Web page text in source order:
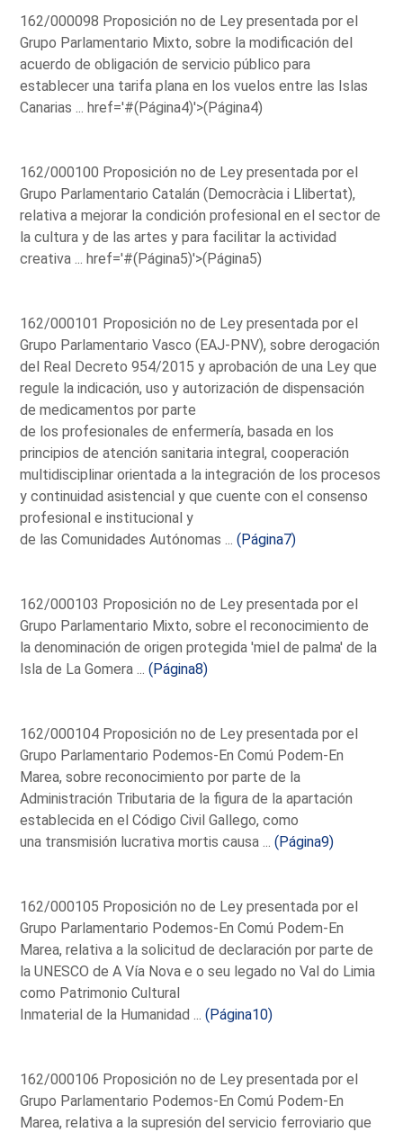
162/000098 Proposición no de Ley presentada por el
Grupo Parlamentario Mixto, sobre la modificación del
acuerdo de obligación de servicio público para
establecer una tarifa plana en los vuelos entre las Islas
Canarias ...href='#(Página4)'>(Página4)
162/000100 Proposición no de Ley presentada por el
Grupo Parlamentario Catalán (Democràcia i Llibertat),
relativa a mejorar la condición profesional en el sector de
la cultura y de las artes y para facilitar la actividad
creativa ...href='#(Página5)'>(Página5)
162/000101 Proposición no de Ley presentada por el
Grupo Parlamentario Vasco (EAJ-PNV), sobre derogación
del Real Decreto 954/2015 y aprobación de una Ley que
regule la indicación, uso y autorización de dispensación
de medicamentos por parte
de los profesionales de enfermería, basada en los
principios de atención sanitaria integral, cooperación
multidisciplinar orientada a la integración de los procesos
y continuidad asistencial y que cuente con el consenso
profesional e institucional y
de las Comunidades Autónomas ...(Página7)
162/000103 Proposición no de Ley presentada por el
Grupo Parlamentario Mixto, sobre el reconocimiento de
la denominación de origen protegida 'miel de palma' de la
Isla de La Gomera ...(Página8)
162/000104 Proposición no de Ley presentada por el
Grupo Parlamentario Podemos-En Comú Podem-En
Marea, sobre reconocimiento por parte de la
Administración Tributaria de la figura de la apartación
establecida en el Código Civil Gallego, como
una transmisión lucrativa mortis causa ...(Página9)
162/000105 Proposición no de Ley presentada por el
Grupo Parlamentario Podemos-En Comú Podem-En
Marea, relativa a la solicitud de declaración por parte de
la UNESCO de A Vía Nova e o seu legado no Val do Limia
como Patrimonio Cultural
Inmaterial de la Humanidad ...(Página10)
162/000106 Proposición no de Ley presentada por el
Grupo Parlamentario Podemos-En Comú Podem-En
Marea, relativa a la supresión del servicio ferroviario que